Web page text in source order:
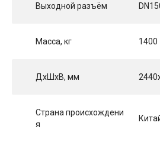
Выходной разъём
Масса, кг 1400
ДхШхВ, мм
Страна происхождени
я